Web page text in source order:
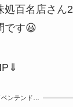
処百名店さん
です😃
ンテンド…